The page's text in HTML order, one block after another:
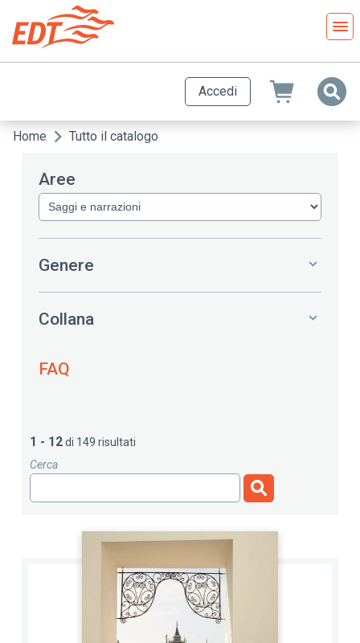
contenuto
principale
Accedi
Briciole
pane
Home Tutto il catalogo
Aree
Genere
Collana
FAQ
1 - 12di 149 risultati
Cerca